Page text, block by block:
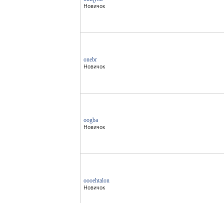
Новичок
onebr
Новичок
oogba
Новичок
oooehtalon
Новичок